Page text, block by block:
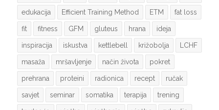
edukacija Efficient Training Method ETM fat loss
fit fitness GFM gluteus hrana ideja
inspiracija iskustva kettlebell križobolja LCHF
masaža mršavljenje način života pokret
prehrana proteini radionica recept ručak
savjet seminar somatika terapija trening